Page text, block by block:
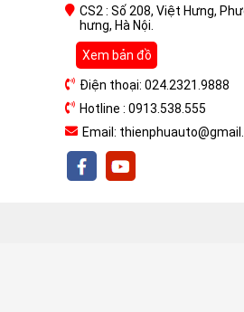
CS2 : Số 208, Việt Hưng,
hưng, Hà Nội.
Xem bản đồ
Điện thoại: 024.2321.9888
Hotline : 0913.538.555
Email: